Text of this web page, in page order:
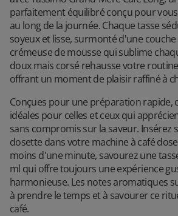
parfaitement équilibré conçu pour
au long de la journée. Chaque tasse
soyeux et lisse, surmonté d'une
crémeuse de mousse qui sublime
doux mais corsé rehausse votre
offrant un moment de plaisir raffiné à
Conçues pour une préparation rapide,
idéales pour celles et ceux qui
sans compromis sur la saveur. Insérez
dosette dans votre machine à café
moins d'une minute, savourez une
ml qui offre toujours une expérience
harmonieuse. Les notes aromatiques
à prendre le temps et à savourer ce
café.